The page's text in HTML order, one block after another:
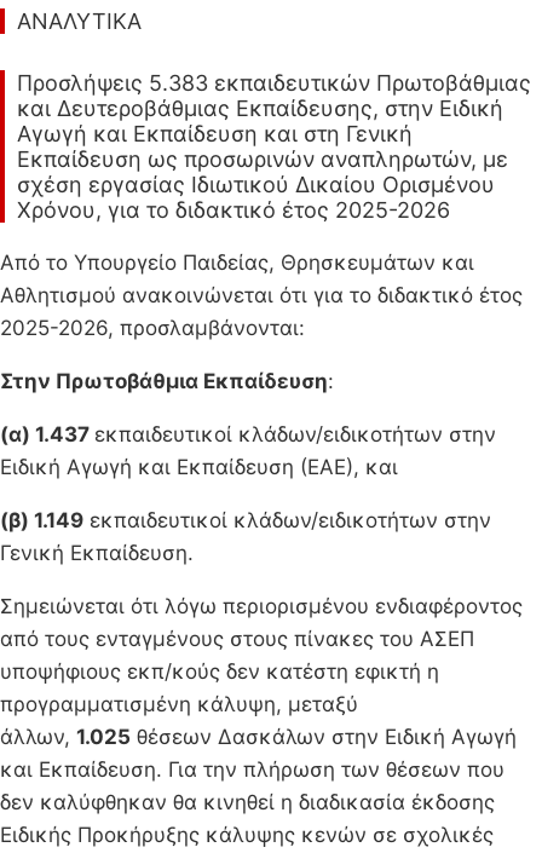
ΑΝΑΛΥΤΙΚΑ
Προσλήψεις 5.383 εκπαιδευτικών Πρωτοβάθμιας
και Δευτεροβάθμιας Εκπαίδευσης, στην Ειδική
Αγωγή και Εκπαίδευση και στη Γενική
Εκπαίδευση ως προσωρινών αναπληρωτών, με
σχέση εργασίας Ιδιωτικού Δικαίου Ορισμένου
Χρόνου, για το διδακτικό έτος 2025-2026
Από το Υπουργείο Παιδείας, Θρησκευμάτων και
Αθλητισμού ανακοινώνεται ότι για το διδακτικό έτος
2025-2026, προσλαμβάνονται:
Στην Πρωτοβάθμια Εκπαίδευση:
(α) 1.437 εκπαιδευτικοί κλάδων/ειδικοτήτων στην
Ειδική Αγωγή και Εκπαίδευση (ΕΑΕ), και
(β) 1.149 εκπαιδευτικοί κλάδων/ειδικοτήτων στην
Γενική Εκπαίδευση.
Σημειώνεται ότι λόγω περιορισμένου ενδιαφέροντος
από τους ενταγμένους στους πίνακες του ΑΣΕΠ
υποψήφιους εκπ/κούς δεν κατέστη εφικτή η
προγραμματισμένη κάλυψη, μεταξύ
άλλων, 1.025 θέσεων Δασκάλων στην Ειδική Αγωγή
και Εκπαίδευση. Για την πλήρωση των θέσεων που
δεν καλύφθηκαν θα κινηθεί η διαδικασία έκδοσης
Ειδικής Προκήρυξης κάλυψης κενών σε σχολικές